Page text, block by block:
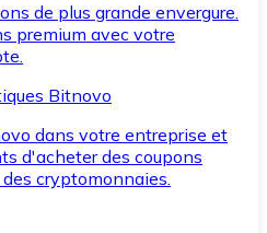
de plus grande envergure.
premium avec votre
Bitnovo
dans votre entreprise et
d'acheter des coupons
cryptomonnaies.